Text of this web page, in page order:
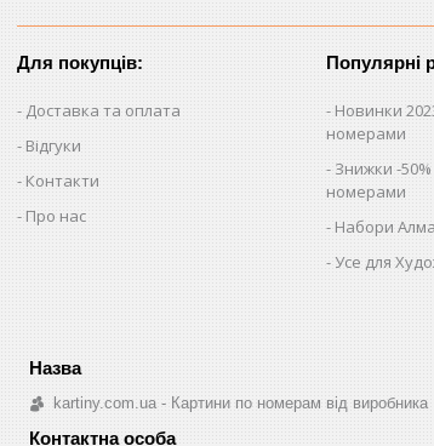
Для покупців:
Доставка та оплата
Відгуки
Контакти
Про нас
Популярні
Новинки
номерами
Знижки -
номерами
Набори
Усе для
kartiny.com.ua - Картини по номерам від виробника